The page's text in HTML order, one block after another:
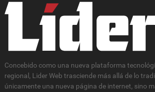
Concebido como una nueva plataforma
regional, Lider Web trasciende más allá de lo
únicamente una nueva página de internet, sino